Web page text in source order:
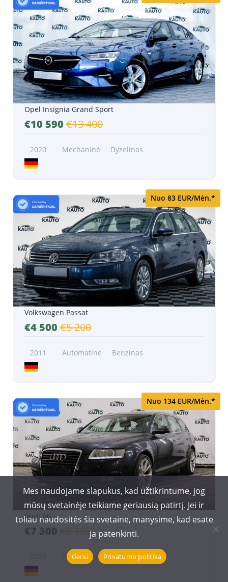
Opel Insignia Grand Sport
€10 590 €13 400
2020 Mechaninė Dyzelinas
Nuo 83 EUR/Mėn.*
Volkswagen Passat
€4 500 €5 200
2011 Automatinė Benzinas
Nuo 134 EUR/Mėn.*
Audi A6
€7 300 €8 100
Automatinė Dyzelinas
Mes naudojame slapukus, kad užtikrintume, jog
mūsų svetainėje teikiame geriausią patirtį. Jei ir
toliau naudositės šia svetaine, manysime, kad esate
ja patenkinti.
Gerai Privatumo politika